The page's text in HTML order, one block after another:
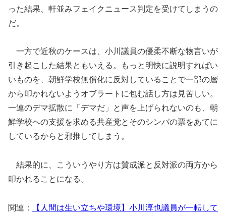
った結果、軒並みフェイクニュース判定を受けてしまうの
だ。
一方で近秋のケースは、小川議員の優柔不断な物言いが
引き起こした結果ともいえる。もっと明快に説明すればい
いものを、朝鮮学校無償化に反対していることで一部の層
から叩かれないようオブラートに包む話し方は見苦しい。
一連のデマ拡散に「デマだ」と声を上げられないのも、朝
鮮学校への支援を求める共産党とそのシンパの票をあてに
しているからと邪推してしまう。
結果的に、こういうやり方は賛成派と反対派の両方から
叩かれることになる。
関連：
【人間は生い立ちや環境】小川淳也議員が一転して